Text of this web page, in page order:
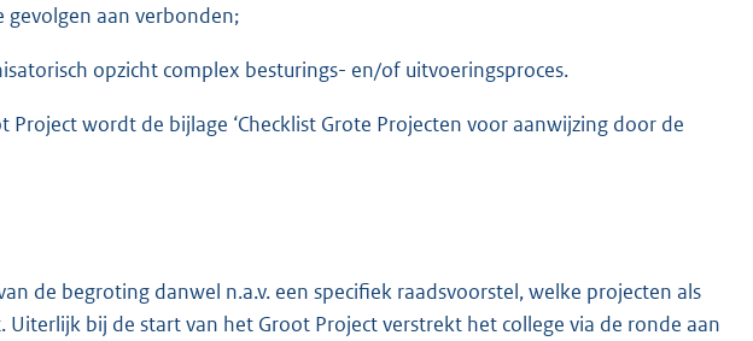
gevolgen aan verbonden;
opzicht complex besturings- en/of uitvoeringsproces.
wordt de bijlage ‘Checklist Grote Projecten voor aanwijzing door de
de begroting danwel n.a.v. een specifiek raadsvoorstel, welke projecten als
bij de start van het Groot Project verstrekt het college via de ronde aan